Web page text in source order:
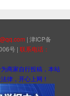
| 津ICP备
号 | 联系电话：
商家自行投稿，本站
律，开心上网！